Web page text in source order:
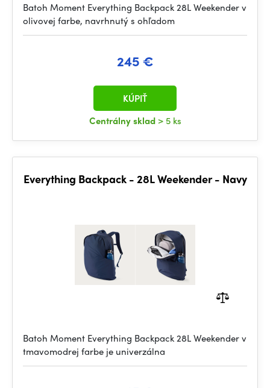
Batoh Moment Everything Backpack 28L Weekender v
olivovej farbe, navrhnutý s ohľadom
245 €
Centrálny sklad > 5 ks
KÚPIŤ
Everything Backpack - 28L Weekender - Navy
Batoh Moment Everything Backpack 28L Weekender v
tmavomodrej farbe je univerzálna